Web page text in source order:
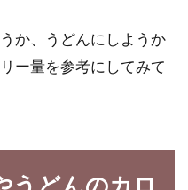
か、うどんにしようか
ー量を参考にしてみて